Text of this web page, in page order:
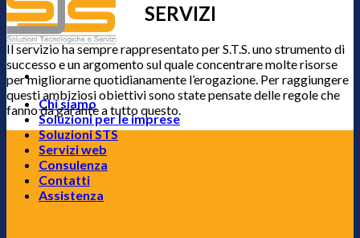
Chi siamo
Soluzioni per le imprese
Soluzioni STS
Servizi web
Consulenza
Contatti
Assistenza
SERVIZI
Il servizio ha sempre rappresentato per S.T.S. uno strumento di
successo e un argomento sul quale concentrare molte risorse
per migliorarne quotidianamente l’erogazione. Per raggiungere
questi ambiziosi obiettivi sono state pensate delle regole che
fanno da garante a tutto questo.